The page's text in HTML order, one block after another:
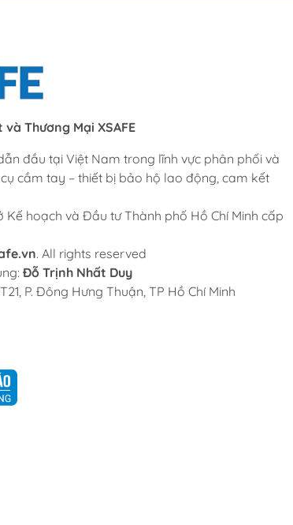
Thương Mại XSAFE
đầu tại Việt Nam trong lĩnh vực phân phối và
cầm tay – thiết bị bảo hộ lao động, cam kết
Kế hoạch và Đầu tư Thành phố Hồ Chí Minh cấp
. All rights reserved
Đỗ Trịnh Nhất Duy
P. Đông Hưng Thuận, TP Hồ Chí Minh